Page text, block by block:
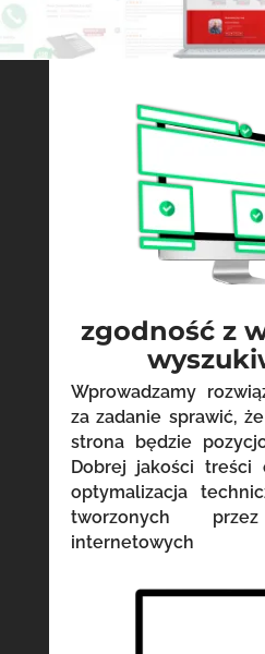
zgodność z
Wprowadzamy
za zadanie sprawić,
strona będzie
Dobrej jakości treści
optymalizacja
tworzonych
internetowych